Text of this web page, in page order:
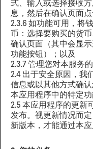
式、输入或选择接收
息，然后在确认页面点
2.3.6 如功能可用，将
币：选择要购买的货
确认页面（其中会显
功能按钮）；以及
2.3.7 管理您对本服务的
2.4 出于安全原因，我
信息或以其他方式确
本应用程序中的特定功
2.5 本应用程序的更新
发布。视更新情况而
新版本，才能通过本